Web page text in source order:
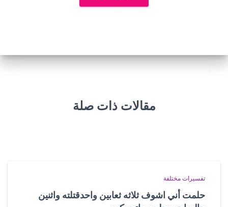
مقالات ذات صلة
تفسيرات مختلفة
حلمت أني اشوف ثلاثه ثعابين واحدقتلته واثنين